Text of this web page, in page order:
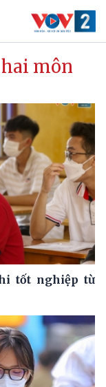
môn
tốt nghiệp từ